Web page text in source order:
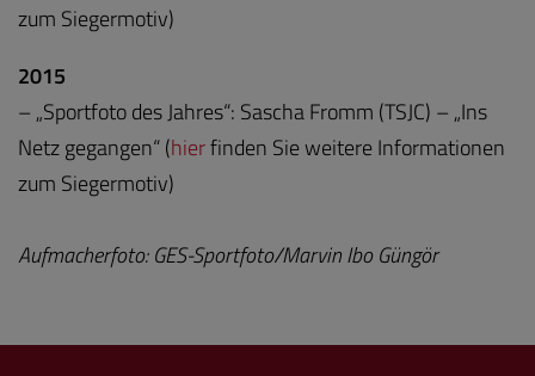
zum Siegermotiv)
2015
– „Sportfoto des Jahres“: Sascha Fromm (TSJC) – „Ins
Netz gegangen“ (hierfinden Sie weitere Informationen
zum Siegermotiv)
Aufmacherfoto: GES-Sportfoto/Marvin Ibo Güngör